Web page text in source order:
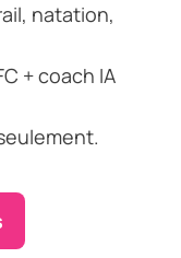
natation,
+ coach IA